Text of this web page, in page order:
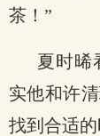
茶！”
夏时晞
实他和许
找到合适的